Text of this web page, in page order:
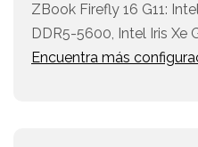
ZBook Firefly 16 G11:
DDR5-5600, Intel Iris Xe
Encuentra más